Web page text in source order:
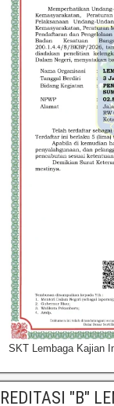
SKT Lembaga Kajian
"B"